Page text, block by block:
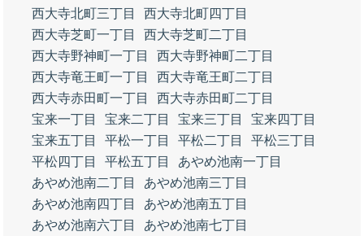
西大寺北町三丁目
西大寺北町四丁目
西大寺芝町一丁目
西大寺芝町二丁目
西大寺野神町一丁目
西大寺野神町二丁目
西大寺竜王町一丁目
西大寺竜王町二丁目
西大寺赤田町一丁目
西大寺赤田町二丁目
宝来一丁目
宝来二丁目 宝来三丁目
宝来四丁目
宝来五丁目
平松一丁目 平松二丁目
平松三丁目
平松四丁目
平松五丁目
あやめ池南一丁目
あやめ池南二丁目
あやめ池南三丁目
あやめ池南四丁目
あやめ池南五丁目
あやめ池南六丁目
あやめ池南七丁目